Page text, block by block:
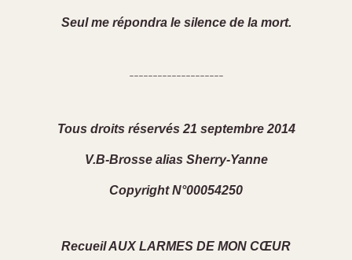
Seul me répondra le silence de la mort.
--------------------
Tous droits réservés 21 septembre 2014
V.B-Brosse alias Sherry-Yanne
Copyright N°00054250
Recueil AUX LARMES DE MON CŒUR